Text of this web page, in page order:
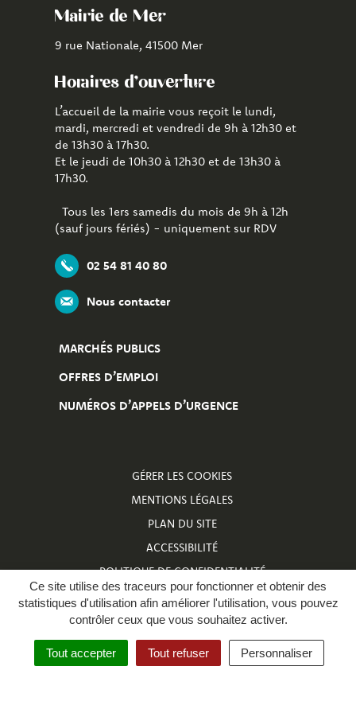
Ce site utilise des traceurs pour fonctionner et obtenir des
statistiques d'utilisation afin améliorer l'utilisation, vous pouvez
contrôler ceux que vous souhaitez activer.
Tout accepter Tout refuser Personnaliser
Mairie de Mer
9 rue Nationale, 41500 Mer
Horaires d'ouverture
L’accueil de la mairie vous reçoit le lundi,
mardi, mercredi et vendredi de 9h à 12h30 et
de 13h30 à 17h30.
Et le jeudi de 10h30 à 12h30 et de 13h30 à
17h30.
Tous les 1ers samedis du mois de 9h à 12h
(sauf jours fériés) - uniquement sur RDV
02 54 81 40 80
Nous contacter
MARCHÉS PUBLICS
OFFRES D’EMPLOI
NUMÉROS D’APPELS D’URGENCE
GÉRER LES COOKIES
MENTIONS LÉGALES
PLAN DU SITE
ACCESSIBILITÉ
POLITIQUE DE CONFIDENTIALITÉ
NUMÉROS D’APPELS D’URGENCE